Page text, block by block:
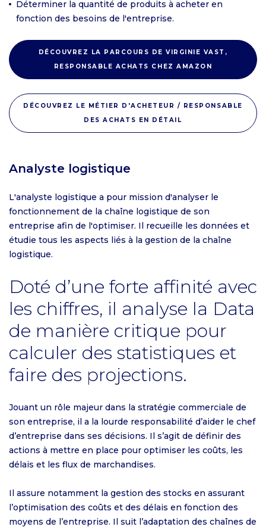
Déterminer la quantité de produits à acheter en
fonction des besoins de l'entreprise.
DÉCOUVREZ LA PARCOURS DE VIRGINIE VAST,
RESPONSABLE ACHATS CHEZ AMAZON
DÉCOUVREZ LE MÉTIER D'ACHETEUR / RESPONSABLE
DES ACHATS EN DÉTAIL
Analyste logistique
L'analyste logistique a pour mission d'analyser le
fonctionnement de la chaîne logistique de son
entreprise afin de l'optimiser. Il recueille les données et
étudie tous les aspects liés à la gestion de la chaîne
logistique.
Doté d’une forte affinité avec
les chiffres, il analyse la Data
de manière critique pour
calculer des statistiques et
faire des projections.
Jouant un rôle majeur dans la stratégie commerciale de
son entreprise, il a la lourde responsabilité d’aider le chef
d’entreprise dans ses décisions. Il s’agit de définir des
actions à mettre en place pour optimiser les coûts, les
délais et les flux de marchandises.
Il assure notamment la gestion des stocks en assurant
l’optimisation des coûts et des délais en fonction des
moyens de l’entreprise. Il suit l’adaptation des chaînes de